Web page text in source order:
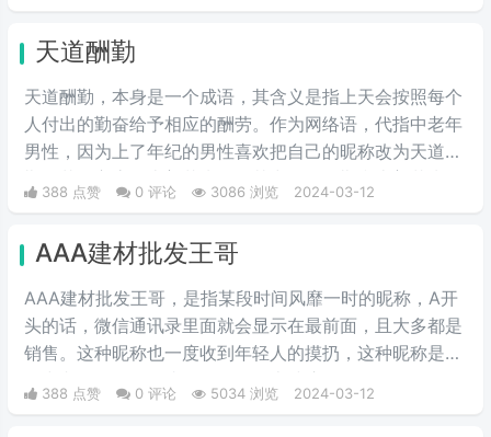
天道酬勤
天道酬勤，本身是一个成语，其含义是指上天会按照每个
人付出的勤奋给予相应的酬劳。作为网络语，代指中老年
男性，因为上了年纪的男性喜欢把自己的昵称改为天道酬
勤，花开富贵，上善若水等，其中天道酬勤和上善若水深
受男性用户的喜欢，花开富贵深受女性用户的青睐。
388 点赞 0 评论 3086 浏览 2024-03-12
AAA建材批发王哥
AAA建材批发王哥，是指某段时间风靡一时的昵称，A开
头的话，微信通讯录里面就会显示在最前面，且大多都是
销售。这种昵称也一度收到年轻人的摸扔，这种昵称是模
仿中老年人的语气头像昵称在网上冲浪。
388 点赞 0 评论 5034 浏览 2024-03-12